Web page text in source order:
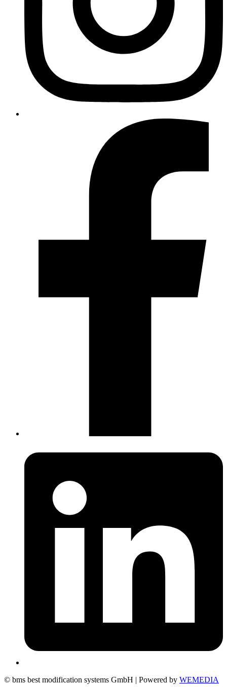
© bms best modification systems GmbH | Powered by WEMEDIA